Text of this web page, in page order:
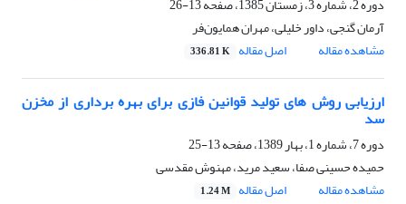
دوره 2، شماره 3، زمستان 1385، صفحه
13-26
آرمان گنجی، داور خلیلی، مهران همایون‌فر
مشاهده مقاله
اصل مقاله 336.81 K
ارزیابی روش های تولید قوانین فازی برای بهره برداری از مخزن
سد
دوره 7، شماره 1، بهار 1389، صفحه
13-25
حمیده حسینی صفا، سعید مرید، مهنوش مقدسی
مشاهده مقاله
اصل مقاله 1.24 M